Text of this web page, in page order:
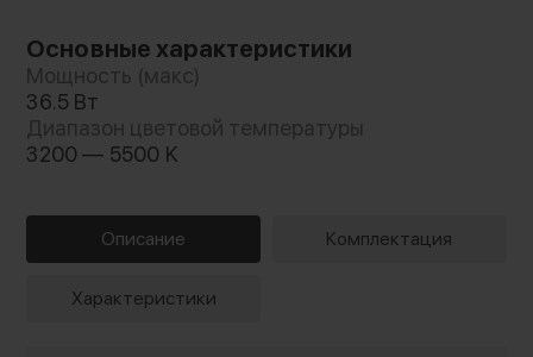
Основные характеристики
Мощность (макс)
36.5 Вт
Диапазон цветовой температуры
3200 — 5500 K
Описание Комплектация
Характеристики